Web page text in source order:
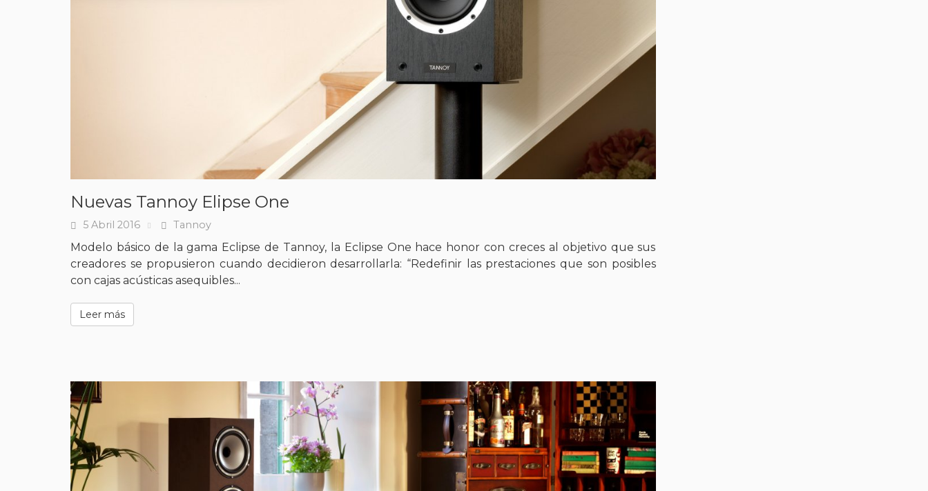
Nuevas Tannoy Elipse One
Fecha
5 Abril 2016 Tags
Tannoy
Modelo básico de la gama Eclipse de Tannoy, la Eclipse One hace honor con creces al objetivo que sus
creadores se propusieron cuando decidieron desarrollarla: “Redefinir las prestaciones que son posibles
con cajas acústicas asequibles...
Leer más